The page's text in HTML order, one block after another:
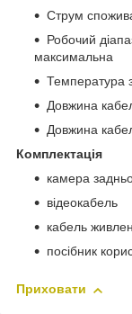
Струм
Робочий
максимальна
Температура
Довжина
Довжина
Комплектація
камера
відеокабель
кабель
посібник
Приховати